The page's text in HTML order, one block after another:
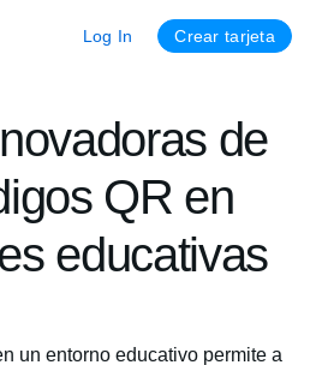
Log In Crear tarjeta
de
QR en
educativas
un entorno educativo permite a